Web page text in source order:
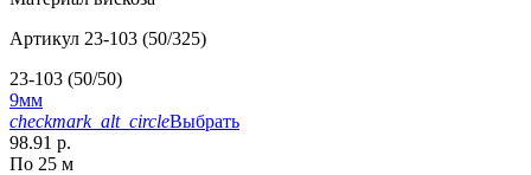
Артикул 23-103 (50/325)
23-103 (50/50)
9мм
checkmark_alt_circleВыбрать
98.91 р.
По 25 м